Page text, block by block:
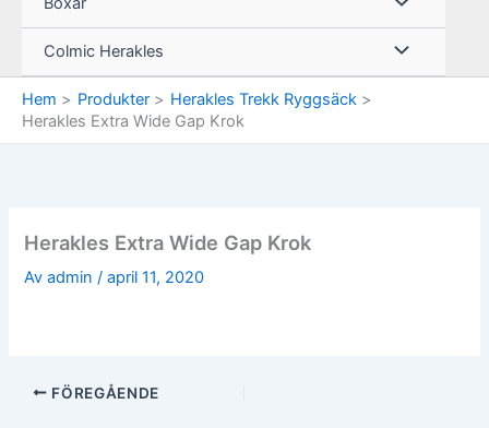
Colmic Herakles
Hem Produkter
Herakles Trekk Ryggsäck
Herakles Extra Wide Gap Krok
Herakles Extra Wide Gap Krok
Avadmin/april 11, 2020
FÖREGÅENDE